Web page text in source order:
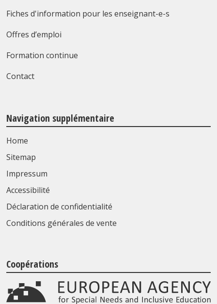
Fiches d'information pour les enseignant-e-s
Offres d’emploi
Formation continue
Contact
Navigation supplémentaire
Home
Sitemap
Impressum
Accessibilité
Déclaration de confidentialité
Conditions générales de vente
Coopérations